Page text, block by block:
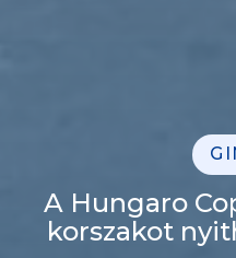
A Hungaro
korszakot